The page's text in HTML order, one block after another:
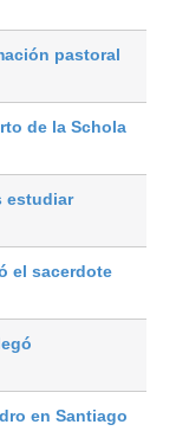
pastoral
de la Schola
estudiar
el sacerdote
en Santiago